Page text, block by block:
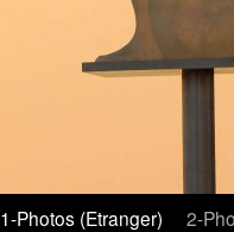
1-Photos (Etranger) 2-